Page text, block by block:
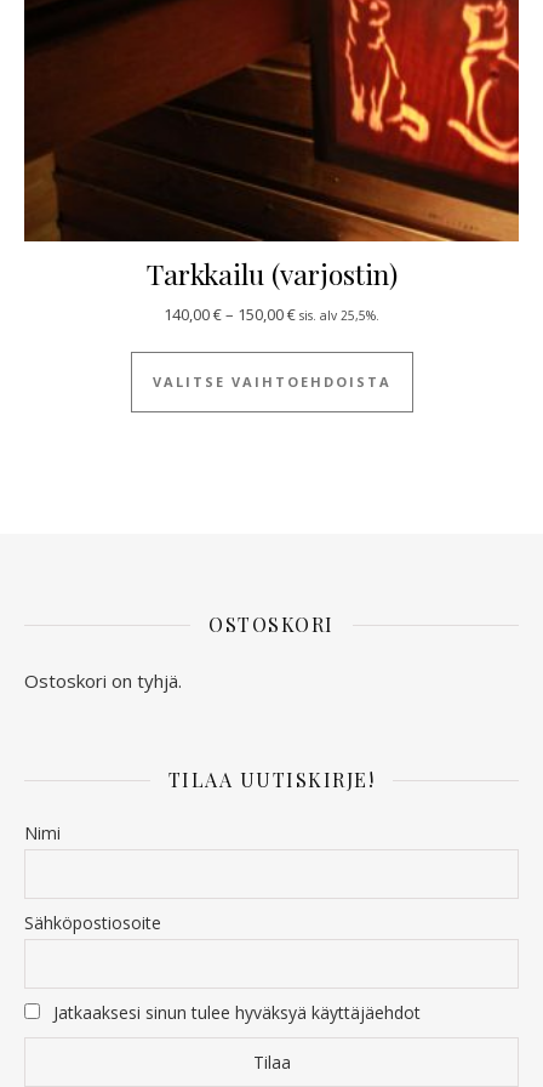
Tarkkailu (varjostin)
140,00€– 150,00€Hintaluokka: 140,00 € - 150,00 €
sis. alv 25,5%.
VALITSE VAIHTOEHDOISTA
Tällä tuotteella
OSTOSKORI
Ostoskori on tyhjä.
TILAA UUTISKIRJE!
Nimi
Sähköpostiosoite
Jatkaaksesi sinun tulee hyväksyä käyttäjäehdot